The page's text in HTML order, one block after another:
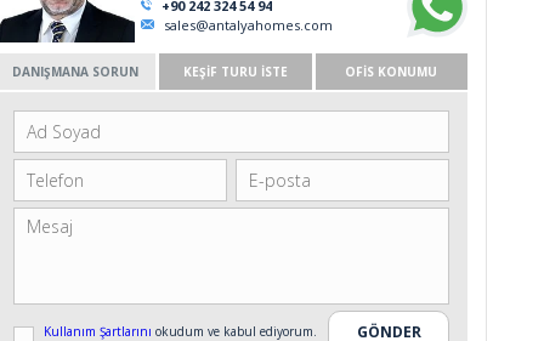
+90 242 324 54 94
sales@antalyahomes.com
DANIŞMANA SORUN KEŞİF TURU İSTE OFİS KONUMU
Kullanım Şartlarını okudum ve kabul ediyorum.